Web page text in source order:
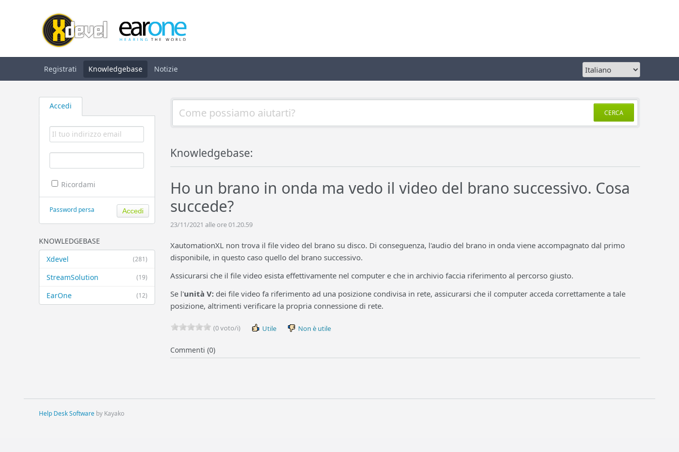
Registrati Knowledgebase Notizie
Accedi
Ricordami
Password persa
KNOWLEDGEBASE
(281)
Xdevel
(19)
StreamSolution
(12)
EarOne
CERCA
Knowledgebase:
Ho un brano in onda ma vedo il video del brano successivo. Cosa
succede?
23/11/2021 alle ore 01.20.59
XautomationXL non trova il file video del brano su disco. Di conseguenza, l'audio del brano in onda viene accompagnato dal primo
disponibile, in questo caso quello del brano successivo.
Assicurarsi che il file video esista effettivamente nel computer e che in archivio faccia riferimento al percorso giusto.
Se l'unità V: dei file video fa riferimento ad una posizione condivisa in rete, assicurarsi che il computer acceda correttamente a tale
posizione, altrimenti verificare la propria connessione di rete.
(0 voto/i) Utile Non è utile
Commenti (0)
Help Desk Software by Kayako